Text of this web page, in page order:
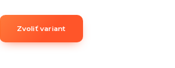
Zvoliť variant